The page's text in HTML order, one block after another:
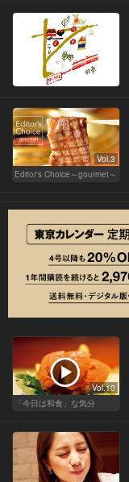
Vol.3
Editor's Choice～gourmet～
Vol.10
「今日は和食」な気分